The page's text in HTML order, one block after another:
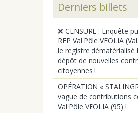
Derniers billets
❌ CENSURE : Enquête
REP Val'Pôle VEOLIA
le registre dématérialisé
dépôt de nouvelles
citoyennes !
OPÉRATION «
vague de contributions
Val'Pôle VEOLIA (95) !